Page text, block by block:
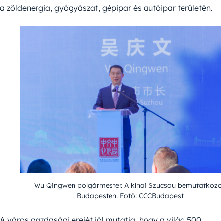
a zöldenergia, gyógyászat, gépipar és autóipar területén.
Wu Qingwen polgármester. A kínai Szucsou
Budapesten. Fotó: CCCBudapest